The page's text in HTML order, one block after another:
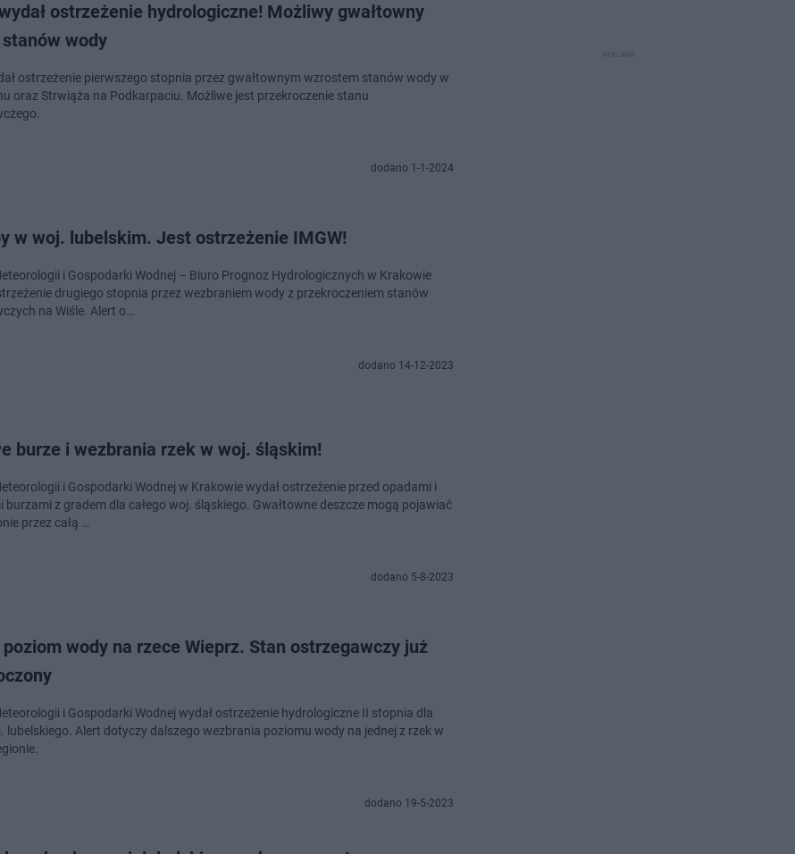
ostrzeżenie hydrologiczne! Możliwy gwałtowny
wody
ostrzeżenie pierwszego stopnia przez gwałtownym wzrostem stanów wody w
oraz Strwiąża na Podkarpaciu. Możliwe jest przekroczenie stanu
dodano 1-1-2024
w woj. lubelskim. Jest ostrzeżenie IMGW!
i Gospodarki Wodnej – Biuro Prognoz Hydrologicznych w Krakowie
drugiego stopnia przez wezbraniem wody z przekroczeniem stanów
na Wiśle. Alert o…
dodano 14-12-2023
burze i wezbrania rzek w woj. śląskim!
i Gospodarki Wodnej w Krakowie wydał ostrzeżenie przed opadami i
burzami z gradem dla całego woj. śląskiego. Gwałtowne deszcze mogą pojawiać
przez całą …
dodano 5-8-2023
poziom wody na rzece Wieprz. Stan ostrzegawczy już
i Gospodarki Wodnej wydał ostrzeżenie hydrologiczne II stopnia dla
lubelskiego. Alert dotyczy dalszego wezbrania poziomu wody na jednej z rzek w
dodano 19-5-2023